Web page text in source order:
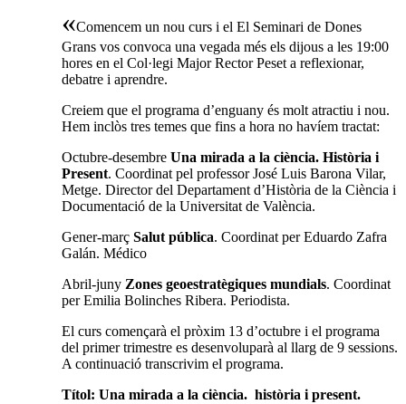
«Comencem un nou curs i el El Seminari de Dones
Grans vos convoca una vegada més els dijous a les 19:00
hores en el Col·legi Major Rector Peset a reflexionar,
debatre i aprendre.
Creiem que el programa d’enguany és molt atractiu i nou.
Hem inclòs tres temes que fins a hora no havíem tractat:
Octubre-desembre Una mirada a la ciència. Història i
Present. Coordinat pel professor José Luis Barona Vilar,
Metge. Director del Departament d’Història de la Ciència i
Documentació de la Universitat de València.
Gener-març Salut pública. Coordinat per Eduardo Zafra
Galán. Médico
Abril-juny Zones geoestratègiques mundials. Coordinat
per Emilia Bolinches Ribera. Periodista.
El curs començarà el pròxim 13 d’octubre i el programa
del primer trimestre es desenvoluparà al llarg de 9 sessions.
A continuació transcrivim el programa.
Títol: Una mirada a la ciència. història i present.